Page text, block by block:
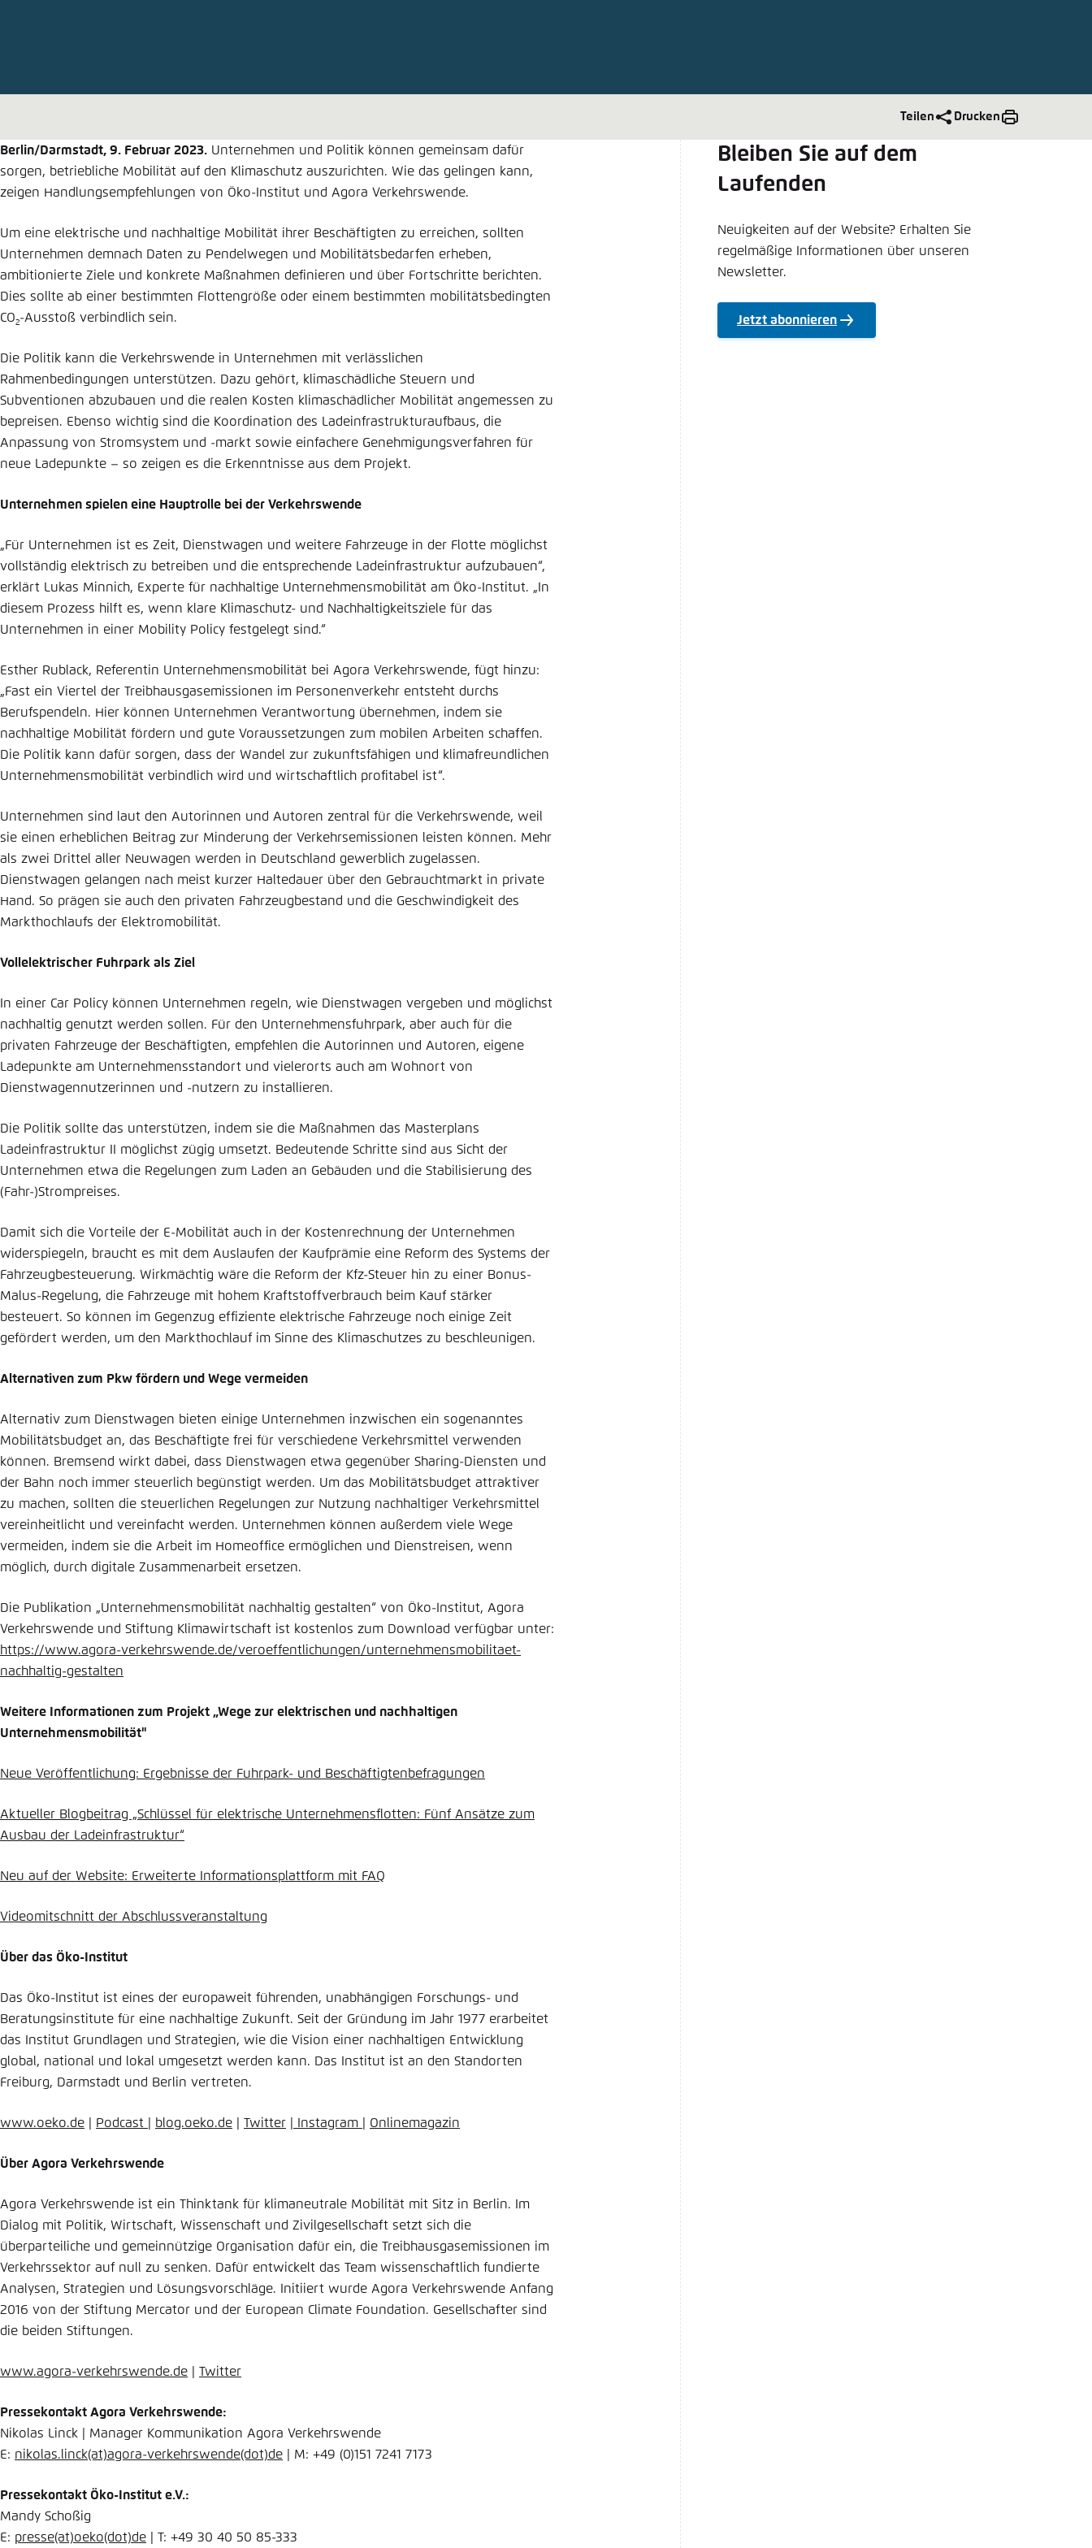
Teilen Drucken
Berlin/Darmstadt, 9. Februar 2023. Unternehmen und Politik können gemeinsam dafür
sorgen, betriebliche Mobilität auf den Klimaschutz auszurichten. Wie das gelingen kann,
zeigen Handlungsempfehlungen von Öko-Institut und Agora Verkehrswende.
Um eine elektrische und nachhaltige Mobilität ihrer Beschäftigten zu erreichen, sollten
Unternehmen demnach Daten zu Pendelwegen und Mobilitätsbedarfen erheben,
ambitionierte Ziele und konkrete Maßnahmen definieren und über Fortschritte berichten.
Dies sollte ab einer bestimmten Flottengröße oder einem bestimmten mobilitätsbedingten
CO2-Ausstoß verbindlich sein.
Die Politik kann die Verkehrswende in Unternehmen mit verlässlichen
Rahmenbedingungen unterstützen. Dazu gehört, klimaschädliche Steuern und
Subventionen abzubauen und die realen Kosten klimaschädlicher Mobilität angemessen zu
bepreisen. Ebenso wichtig sind die Koordination des Ladeinfrastrukturaufbaus, die
Anpassung von Stromsystem und -markt sowie einfachere Genehmigungsverfahren für
neue Ladepunkte – so zeigen es die Erkenntnisse aus dem Projekt.
Unternehmen spielen eine Hauptrolle bei der Verkehrswende
„Für Unternehmen ist es Zeit, Dienstwagen und weitere Fahrzeuge in der Flotte möglichst
vollständig elektrisch zu betreiben und die entsprechende Ladeinfrastruktur aufzubauen“,
erklärt Lukas Minnich, Experte für nachhaltige Unternehmensmobilität am Öko-Institut. „In
diesem Prozess hilft es, wenn klare Klimaschutz- und Nachhaltigkeitsziele für das
Unternehmen in einer Mobility Policy festgelegt sind.“
Esther Rublack, Referentin Unternehmensmobilität bei Agora Verkehrswende, fügt hinzu:
„Fast ein Viertel der Treibhausgasemissionen im Personenverkehr entsteht durchs
Berufspendeln. Hier können Unternehmen Verantwortung übernehmen, indem sie
nachhaltige Mobilität fördern und gute Voraussetzungen zum mobilen Arbeiten schaffen.
Die Politik kann dafür sorgen, dass der Wandel zur zukunftsfähigen und klimafreundlichen
Unternehmensmobilität verbindlich wird und wirtschaftlich profitabel ist“.
Unternehmen sind laut den Autorinnen und Autoren zentral für die Verkehrswende, weil
sie einen erheblichen Beitrag zur Minderung der Verkehrsemissionen leisten können. Mehr
als zwei Drittel aller Neuwagen werden in Deutschland gewerblich zugelassen.
Dienstwagen gelangen nach meist kurzer Haltedauer über den Gebrauchtmarkt in private
Hand. So prägen sie auch den privaten Fahrzeugbestand und die Geschwindigkeit des
Markthochlaufs der Elektromobilität.
Vollelektrischer Fuhrpark als Ziel
In einer Car Policy können Unternehmen regeln, wie Dienstwagen vergeben und möglichst
nachhaltig genutzt werden sollen. Für den Unternehmensfuhrpark, aber auch für die
privaten Fahrzeuge der Beschäftigten, empfehlen die Autorinnen und Autoren, eigene
Ladepunkte am Unternehmensstandort und vielerorts auch am Wohnort von
Dienstwagennutzerinnen und -nutzern zu installieren.
Die Politik sollte das unterstützen, indem sie die Maßnahmen das Masterplans
Ladeinfrastruktur II möglichst zügig umsetzt. Bedeutende Schritte sind aus Sicht der
Unternehmen etwa die Regelungen zum Laden an Gebäuden und die Stabilisierung des
(Fahr-)Strompreises.
Damit sich die Vorteile der E-Mobilität auch in der Kostenrechnung der Unternehmen
widerspiegeln, braucht es mit dem Auslaufen der Kaufprämie eine Reform des Systems der
Fahrzeugbesteuerung. Wirkmächtig wäre die Reform der Kfz-Steuer hin zu einer Bonus-
Malus-Regelung, die Fahrzeuge mit hohem Kraftstoffverbrauch beim Kauf stärker
besteuert. So können im Gegenzug effiziente elektrische Fahrzeuge noch einige Zeit
gefördert werden, um den Markthochlauf im Sinne des Klimaschutzes zu beschleunigen.
Alternativen zum Pkw fördern und Wege vermeiden
Alternativ zum Dienstwagen bieten einige Unternehmen inzwischen ein sogenanntes
Mobilitätsbudget an, das Beschäftigte frei für verschiedene Verkehrsmittel verwenden
können. Bremsend wirkt dabei, dass Dienstwagen etwa gegenüber Sharing-Diensten und
der Bahn noch immer steuerlich begünstigt werden. Um das Mobilitätsbudget attraktiver
zu machen, sollten die steuerlichen Regelungen zur Nutzung nachhaltiger Verkehrsmittel
vereinheitlicht und vereinfacht werden. Unternehmen können außerdem viele Wege
vermeiden, indem sie die Arbeit im Homeoffice ermöglichen und Dienstreisen, wenn
möglich, durch digitale Zusammenarbeit ersetzen.
Die Publikation „Unternehmensmobilität nachhaltig gestalten“ von Öko-Institut, Agora
Verkehrswende und Stiftung Klimawirtschaft ist kostenlos zum Download verfügbar unter:
https://www.agora-verkehrswende.de/veroeffentlichungen/unternehmensmobilitaet-
nachhaltig-gestalten
Weitere Informationen zum Projekt „Wege zur elektrischen und nachhaltigen
Unternehmensmobilität"
Neue Veröffentlichung: Ergebnisse der Fuhrpark- und Beschäftigtenbefragungen
Aktueller Blogbeitrag „Schlüssel für elektrische Unternehmensflotten: Fünf Ansätze zum
Ausbau der Ladeinfrastruktur“
Neu auf der Website: Erweiterte Informationsplattform mit FAQ
Videomitschnitt der Abschlussveranstaltung
Über das Öko-Institut
Das Öko-Institut ist eines der europaweit führenden, unabhängigen Forschungs- und
Beratungsinstitute für eine nachhaltige Zukunft. Seit der Gründung im Jahr 1977 erarbeitet
das Institut Grundlagen und Strategien, wie die Vision einer nachhaltigen Entwicklung
global, national und lokal umgesetzt werden kann. Das Institut ist an den Standorten
Freiburg, Darmstadt und Berlin vertreten.
www.oeko.de Podcast blog.oeko.de Twitter Instagram Onlinemagazin
Über Agora Verkehrswende
Agora Verkehrswende ist ein Thinktank für klimaneutrale Mobilität mit Sitz in Berlin. Im
Dialog mit Politik, Wirtschaft, Wissenschaft und Zivilgesellschaft setzt sich die
überparteiliche und gemeinnützige Organisation dafür ein, die Treibhausgasemissionen im
Verkehrssektor auf null zu senken. Dafür entwickelt das Team wissenschaftlich fundierte
Analysen, Strategien und Lösungsvorschläge. Initiiert wurde Agora Verkehrswende Anfang
2016 von der Stiftung Mercator und der European Climate Foundation. Gesellschafter sind
die beiden Stiftungen.
www.agora-verkehrswende.de Twitter
Pressekontakt Agora Verkehrswende:
Nikolas Linck | Manager Kommunikation Agora Verkehrswende
E: nikolas.linck(at)agora-verkehrswende(dot)de | M: +49 (0)151 7241 7173
Pressekontakt Öko-Institut e.V.:
Mandy Schoßig
E: presse(at)oeko(dot)de | T: +49 30 40 50 85-333
Bleiben Sie auf dem
Laufenden
Neuigkeiten auf der Website? Erhalten Sie
regelmäßige Informationen über unseren
Newsletter.
Jetzt abonnieren